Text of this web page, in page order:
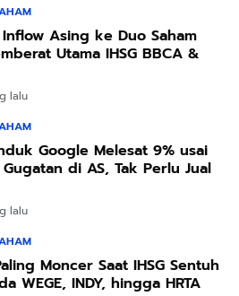
Asing ke Duo Saham
Utama IHSG BBCA &
lalu
Google Melesat 9% usai
di AS, Tak Perlu Jual
lalu
Moncer Saat IHSG Sentuh
WEGE, INDY, hingga HRTA